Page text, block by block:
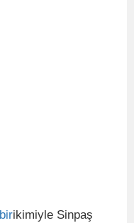
birikimiyle Sinpaş